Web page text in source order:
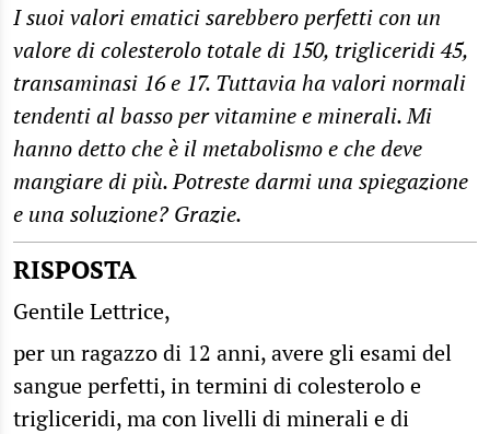
I suoi valori ematici sarebbero perfetti con un
valore di colesterolo totale di 150, trigliceridi 45,
transaminasi 16 e 17. Tuttavia ha valori normali
tendenti al basso per vitamine e minerali. Mi
hanno detto che è il metabolismo e che deve
mangiare di più. Potreste darmi una spiegazione
e una soluzione? Grazie.
RISPOSTA
Gentile Lettrice,
per un ragazzo di 12 anni, avere gli esami del
sangue perfetti, in termini di colesterolo e
trigliceridi, ma con livelli di minerali e di